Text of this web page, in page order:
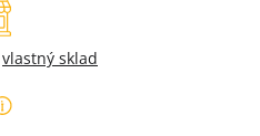
vlastný sklad